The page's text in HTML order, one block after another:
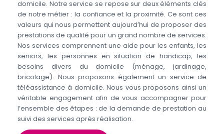
domicile. Notre service se repose sur deux éléments clés
de notre métier : la confiance et la proximité. Ce sont ces
valeurs qui nous permettent aujourd’hui de proposer des
prestations de qualité pour un grand nombre de services.
Nos services comprennent une aide pour les enfants, les
seniors, les personnes en situation de handicap, les
besoins divers du domicile (ménage, jardinage,
bricolage). Nous proposons également un service de
téléassistance à domicile. Nous vous proposons ainsi un
véritable engagement afin de vous accompagner pour
l’ensemble des étapes : de la demande de prestation au
suivi des services après réalisation.